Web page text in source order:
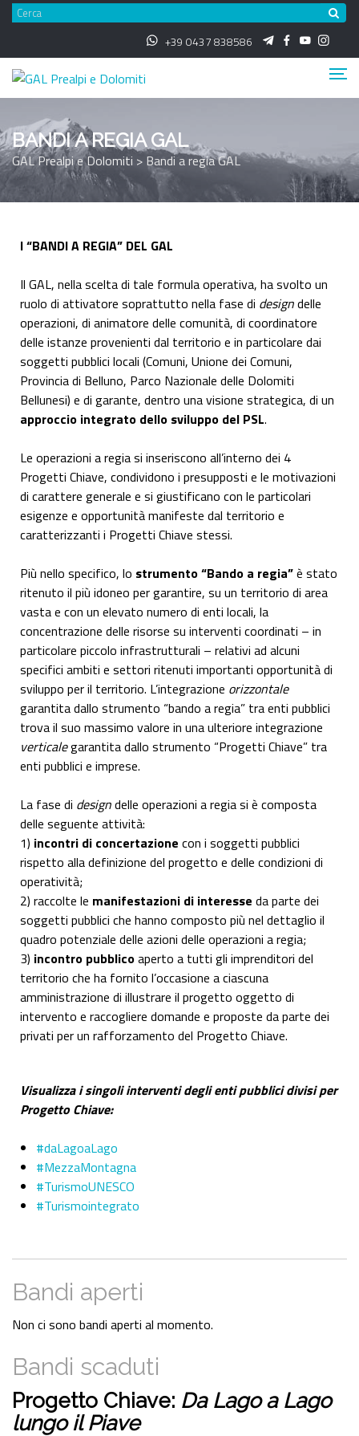
+39 0437 838586
BANDI A REGIA GAL
GAL Prealpi e Dolomiti > Bandi a regia GAL
I “BANDI A REGIA” DEL GAL
Il GAL, nella scelta di tale formula operativa, ha svolto un
ruolo di attivatore soprattutto nella fase di designdelle
operazioni, di animatore delle comunità, di coordinatore
delle istanze provenienti dal territorio e in particolare dai
soggetti pubblici locali (Comuni, Unione dei Comuni,
Provincia di Belluno, Parco Nazionale delle Dolomiti
Bellunesi) e di garante, dentro una visione strategica, di un
approccio integrato dello sviluppo del PSL.
Le operazioni a regia si inseriscono all’interno dei 4
Progetti Chiave, condividono i presupposti e le motivazioni
di carattere generale e si giustificano con le particolari
esigenze e opportunità manifeste dal territorio e
caratterizzanti i Progetti Chiave stessi.
Più nello specifico, lo strumento “Bando a regia”è stato
ritenuto il più idoneo per garantire, su un territorio di area
vasta e con un elevato numero di enti locali, la
concentrazione delle risorse su interventi coordinati – in
particolare piccolo infrastrutturali – relativi ad alcuni
specifici ambiti e settori ritenuti importanti opportunità di
sviluppo per il territorio. L’integrazione orizzontale
garantita dallo strumento “bando a regia” tra enti pubblici
trova il suo massimo valore in una ulteriore integrazione
verticalegarantita dallo strumento “Progetti Chiave” tra
enti pubblici e imprese.
La fase di designdelle operazioni a regia si è composta
delle seguente attività:
1) incontri di concertazione con i soggetti pubblici
rispetto alla definizione del progetto e delle condizioni di
operatività;
2) raccolte le manifestazioni di interesse da parte dei
soggetti pubblici che hanno composto più nel dettaglio il
quadro potenziale delle azioni delle operazioni a regia;
3) incontro pubblicoaperto a tutti gli imprenditori del
territorio che ha fornito l’occasione a ciascuna
amministrazione di illustrare il progetto oggetto di
intervento e raccogliere domande e proposte da parte dei
privati per un rafforzamento del Progetto Chiave.
Visualizza i singoli interventi degli enti pubblici divisi per
Progetto Chiave:
#daLagoaLago
#MezzaMontagna
#TurismoUNESCO
#Turismointegrato
Bandi aperti
Non ci sono bandi aperti al momento.
Bandi scaduti
Progetto Chiave: Da Lago a Lago
lungo il Piave